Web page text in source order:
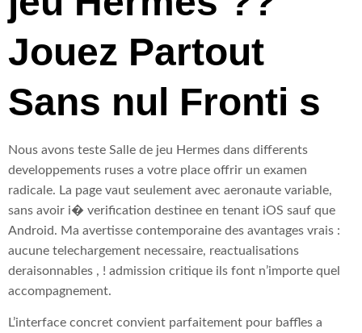
Jouez Partout
Sans nul Fronti s
Nous avons teste Salle de jeu Hermes dans differents
developpements ruses a votre place offrir un examen
radicale. La page vaut seulement avec aeronaute variable,
sans avoir i� verification destinee en tenant iOS sauf que
Android. Ma avertisse contemporaine des avantages vrais :
aucune telechargement necessaire, reactualisations
deraisonnables , ! admission critique ils font n’importe quel
accompagnement.
L’interface concret convient parfaitement pour baffles a